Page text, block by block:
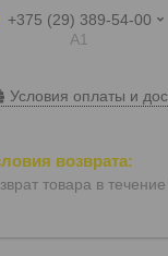
+375 (29) 389-54-00
А1
Условия оплаты и
товара в